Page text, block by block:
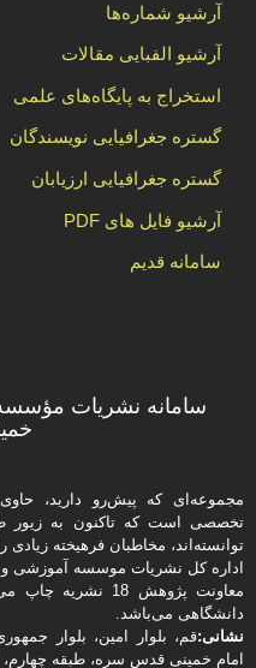
آرشیو شماره‌ها
آرشیو الفبایی مقالات
استخراج به پایگاه‌های علمی
گستره جغرافیایی نویسندگان
گستره جغرافیایی ارزیابان
آرشیو فایل های PDF
سامانه قدیم
سامانه نشریات
مجموعه‌ای که پیش‌رو دارید،‌
تخصصی است که تاکنون به زیور
توانسته‌اند، مخاطبان فرهیخته‌ زیادی
اداره كل نشریات موسسه آموزشی
معاونت پژوهش 18
دانشگاهی می‌باشد.
نشانی:قم، بلوار امین، بلوار
امام خمینی قدس سره، طبقه